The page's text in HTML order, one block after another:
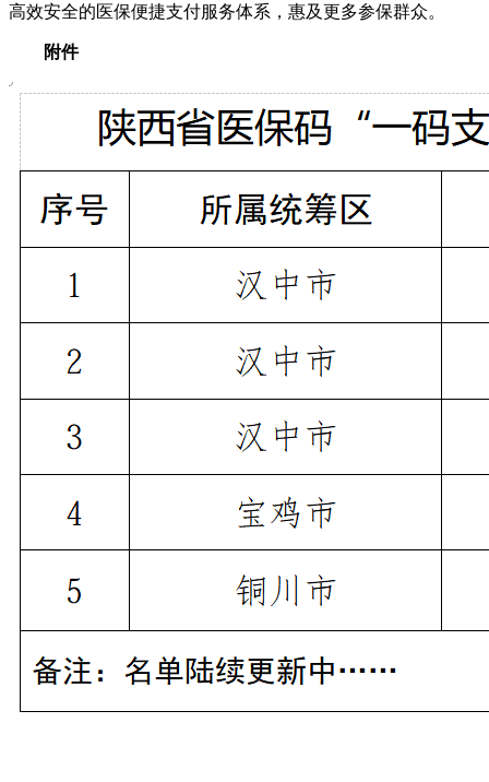
高效安全的医保便捷支付服务体系，惠及更多参保群众。
附件